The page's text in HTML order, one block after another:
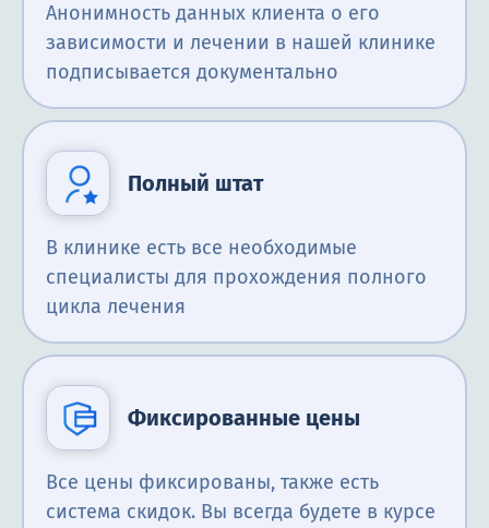
Анонимность данных клиента о его
зависимости и лечении в нашей клинике
подписывается документально
Полный штат
В клинике есть все необходимые
специалисты для прохождения полного
цикла лечения
Фиксированные цены
Все цены фиксированы, также есть
система скидок. Вы всегда будете в курсе